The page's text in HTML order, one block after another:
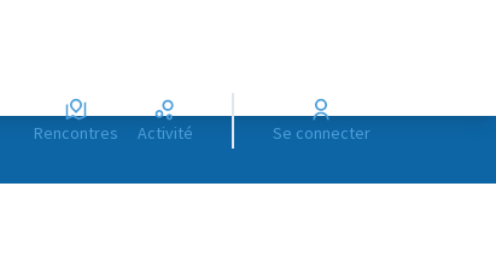
Rencontres Activité Se connecter